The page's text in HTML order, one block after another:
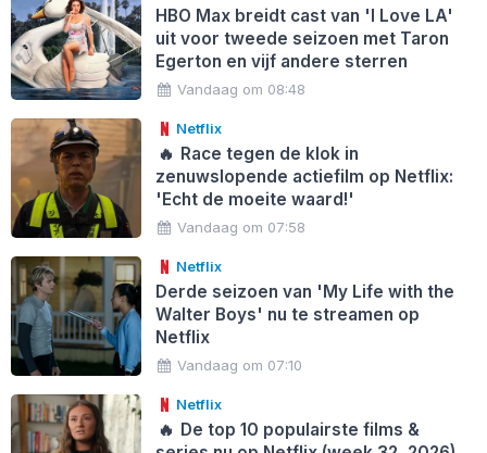
HBO Max breidt cast van 'I Love LA'
uit voor tweede seizoen met Taron
Egerton en vijf andere sterren
Vandaag om 08:48
Netflix
🔥 Race tegen de klok in
zenuwslopende actiefilm op Netflix:
'Echt de moeite waard!'
Vandaag om 07:58
Netflix
Derde seizoen van 'My Life with the
Walter Boys' nu te streamen op
Netflix
Vandaag om 07:10
Netflix
🔥 De top 10 populairste films &